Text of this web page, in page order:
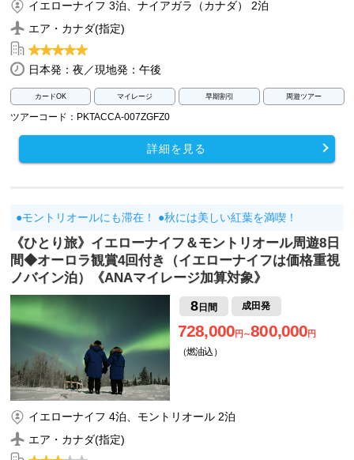
イエローナイフ 3泊、ナイアガラ（カナダ） 2泊
エア・カナダ(指定)
日本発：夜／現地発：午後
カードOK マイレージ 早期割引 周遊ツアー
ツアーコード：PKTACCA-007ZGFZ0
詳細を見る
●モントリオールにも滞在！ ●秋には美しい紅葉を満喫！
《ひとり旅》イエローナイフ＆モントリオール周遊8日
間◆オーロラ観賞4回付き（イエローナイフは価格重視
ノバイン泊）《ANAマイレージ加算対象》
8日間 成田発
728,000円～800,000円
（燃油込）
イエローナイフ 4泊、モントリオール 2泊
エア・カナダ(指定)